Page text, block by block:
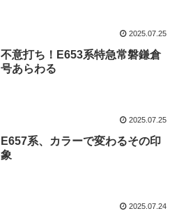
2025.07.25
不意打ち！E653系特急常磐鎌倉
号あらわる
2025.07.25
E657系、カラーで変わるその印
象
2025.07.24